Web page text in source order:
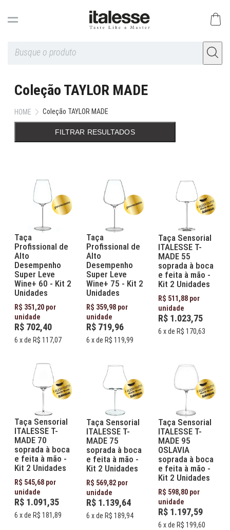
Coleção TAYLOR MADE
HOME Coleção TAYLOR MADE
FILTRAR RESULTADOS
Taça
Profissional de
Alto
Desempenho
Super Leve
Wine+ 60 - Kit 2
Unidades
R$ 351,20 por
unidade
R$ 702,40
6 x de R$ 117,07
Taça
Profissional de
Alto
Desempenho
Super Leve
Wine+ 75 - Kit 2
Unidades
R$ 359,98 por
unidade
R$ 719,96
6 x de R$ 119,99
Taça Sensorial
ITALESSE T-
MADE 55
soprada à boca
e feita à mão -
Kit 2 Unidades
R$ 511,88 por
unidade
R$ 1.023,75
6 x de R$ 170,63
Taça Sensorial
ITALESSE T-
MADE 70
soprada à boca
e feita à mão -
Kit 2 Unidades
R$ 545,68 por
unidade
R$ 1.091,35
6 x de R$ 181,89
Taça Sensorial
ITALESSE T-
MADE 75
soprada à boca
e feita à mão -
Kit 2 Unidades
R$ 569,82 por
unidade
R$ 1.139,64
6 x de R$ 189,94
Taça Sensorial
ITALESSE T-
MADE 95
OSLAVIA
soprada à boca
e feita à mão -
Kit 2 Unidades
R$ 598,80 por
unidade
R$ 1.197,59
6 x de R$ 199,60